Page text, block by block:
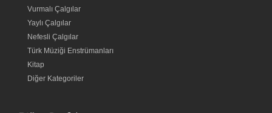
Vurmalı Çalgılar
Yaylı Çalgılar
Nefesli Çalgılar
Türk Müziği Enstrümanları
Kitap
Diğer Kategoriler